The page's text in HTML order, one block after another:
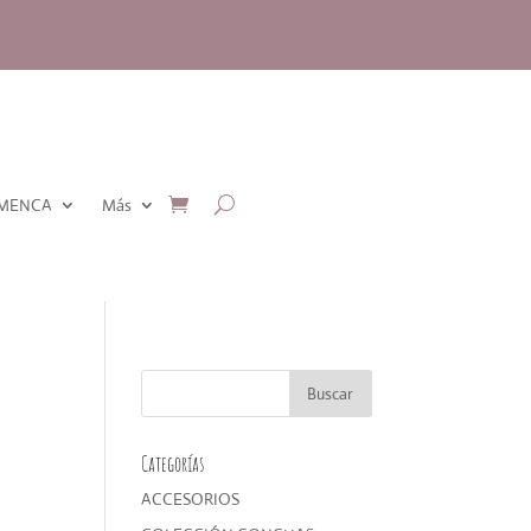
Más
Categorías
ACCESORIOS